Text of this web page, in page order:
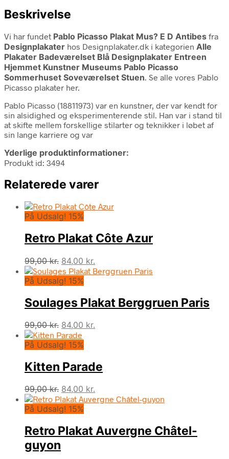
Beskrivelse
Vi har fundet Pablo Picasso Plakat Mus? E D Antibes fra
Designplakater hos Designplakater.dk i kategorien Alle
Plakater Badeværelset Blå Designplakater Entreen
Hjemmet Kunstner Museums Pablo Picasso
Sommerhuset Soveværelset Stuen. Se alle vores Pablo
Picasso plakater her.
Pablo Picasso (18811973) var en kunstner, der var kendt for
sin alsidighed og eksperimenterende stil. Han var i stand til
at skifte mellem forskellige stilarter og teknikker i løbet af
sin lange karriere og var
Yderlige produktinformationer:
Produkt id: 3494
Relaterede varer
På Udsalg! 15%
Retro Plakat Côte Azur
99,00kr. Den
oprindelige
pris
99,00 kr..
84,00 kr.
aktuelle
84,00 kr..
På Udsalg! 15%
Soulages Plakat Berggruen Paris
99,00kr. Den
oprindelige
pris
99,00 kr..
84,00 kr.
84,00 kr..
På Udsalg! 15%
Kitten Parade
99,00kr. Den
oprindelige
pris
99,00 kr..
84,00 kr.
aktuelle
84,00 kr..
På Udsalg! 15%
Retro Plakat Auvergne Châtel-
guyon